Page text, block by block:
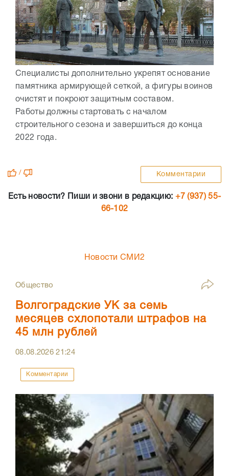
Специалисты дополнительно укрепят основание
памятника армирующей сеткой, а фигуры воинов
очистят и покроют защитным составом.
Работы должны стартовать с началом
строительного сезона и завершиться до конца
2022 года.
/ Комментарии
Есть новости? Пиши и звони в редакцию: +7 (937) 55-
66-102
Новости СМИ2
Общество
Волгоградские УК за семь
месяцев схлопотали штрафов на
45 млн рублей
08.08.202621:24
Комментарии